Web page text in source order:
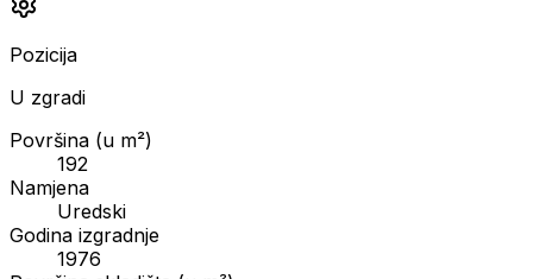
Pozicija
U zgradi
Površina (u m²)
192
Namjena
Uredski
Godina izgradnje
1976